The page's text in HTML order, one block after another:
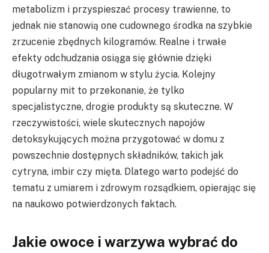
metabolizm i przyspieszać procesy trawienne, to
jednak nie stanowią one cudownego środka na szybkie
zrzucenie zbędnych kilogramów. Realne i trwałe
efekty odchudzania osiąga się głównie dzięki
długotrwałym zmianom w stylu życia. Kolejny
popularny mit to przekonanie, że tylko
specjalistyczne, drogie produkty są skuteczne. W
rzeczywistości, wiele skutecznych napojów
detoksykujących można przygotować w domu z
powszechnie dostępnych składników, takich jak
cytryna, imbir czy mięta. Dlatego warto podejść do
tematu z umiarem i zdrowym rozsądkiem, opierając się
na naukowo potwierdzonych faktach.
Jakie owoce i warzywa wybrać do